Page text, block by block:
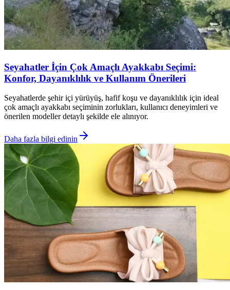
Seyahatler İçin Çok Amaçlı Ayakkabı Seçimi:
Konfor, Dayanıklılık ve Kullanım Önerileri
Seyahatlerde şehir içi yürüyüş, hafif koşu ve dayanıklılık için ideal
çok amaçlı ayakkabı seçiminin zorlukları, kullanıcı deneyimleri ve
önerilen modeller detaylı şekilde ele alınıyor.
Daha fazla bilgi edinin